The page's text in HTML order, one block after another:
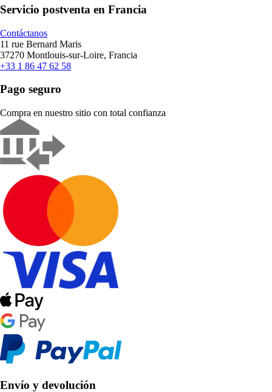
Servicio postventa en Francia
Contáctanos
11 rue Bernard Maris
37270 Montlouis-sur-Loire, Francia
+33 1 86 47 62 58
Pago seguro
Compra en nuestro sitio con total confianza
Envío y devolución